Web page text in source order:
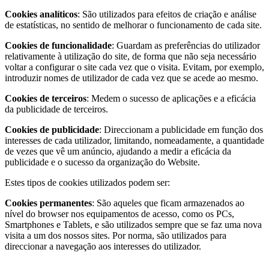
Cookies analíticos: São utilizados para efeitos de criação e análise
de estatísticas, no sentido de melhorar o funcionamento de cada site.
Cookies de funcionalidade: Guardam as preferências do utilizador
relativamente à utilização do site, de forma que não seja necessário
voltar a configurar o site cada vez que o visita. Evitam, por exemplo,
introduzir nomes de utilizador de cada vez que se acede ao mesmo.
Cookies de terceiros: Medem o sucesso de aplicações e a eficácia
da publicidade de terceiros.
Cookies de publicidade: Direccionam a publicidade em função dos
interesses de cada utilizador, limitando, nomeadamente, a quantidade
de vezes que vê um anúncio, ajudando a medir a eficácia da
publicidade e o sucesso da organização do Website.
Estes tipos de cookies utilizados podem ser:
Cookies permanentes: São aqueles que ficam armazenados ao
nível do browser nos equipamentos de acesso, como os PCs,
Smartphones e Tablets, e são utilizados sempre que se faz uma nova
visita a um dos nossos sites. Por norma, são utilizados para
direccionar a navegação aos interesses do utilizador.